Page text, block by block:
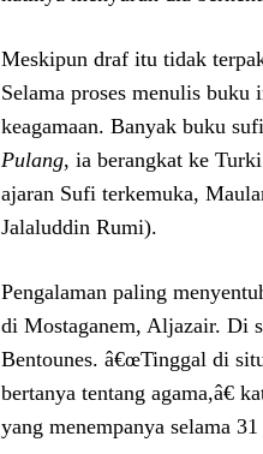
Meskipun draf itu tidak
Selama proses menulis
keagamaan. Banyak buku
Pulang, ia berangkat ke
ajaran Sufi terkemuka,
Jalaluddin Rumi).
Pengalaman paling
di Mostaganem, Aljazair. Di
Bentounes. â€œTinggal di
bertanya tentang agama,â€
yang menempanya selama